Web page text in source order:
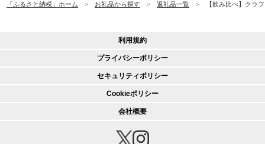
「ふるさと納税」ホーム お礼品から探す 返礼品一覧 【飲み比べ】クラ
利用規約
プライバシーポリシー
セキュリティポリシー
Cookieポリシー
会社概要